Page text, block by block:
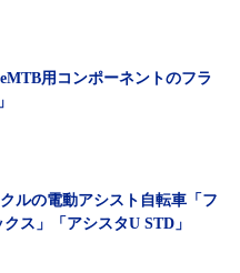
用コンポーネントのフラ
ルの電動アシスト自転車「フ
ス」「アシスタU STD」